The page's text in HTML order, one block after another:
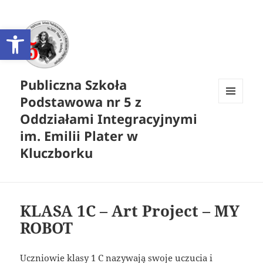
Otwórz pasek narzędzi
Publiczna Szkoła
Podstawowa nr 5 z
Oddziałami Integracyjnymi
im. Emilii Plater w
Kluczborku
KLASA 1C – Art Project – MY
ROBOT
Uczniowie klasy 1 C nazywają swoje uczucia i